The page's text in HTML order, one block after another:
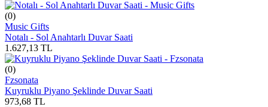
(0)
Music Gifts
Notalı - Sol Anahtarlı Duvar Saati
1.627,13 TL
(0)
Fzsonata
Kuyruklu Piyano Şeklinde Duvar Saati
973,68 TL